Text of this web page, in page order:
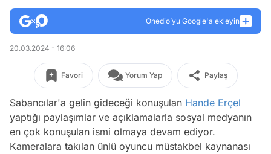
Onedio’yu Google'a ekleyin
20.03.2024 - 16:06
Favori Yorum Yap Paylaş
Sabancılar'a gelin gideceği konuşulan Hande Erçel
yaptığı paylaşımlar ve açıklamalarla sosyal medyanın
en çok konuşulan ismi olmaya devam ediyor.
Kameralara takılan ünlü oyuncu müstakbel kaynanası